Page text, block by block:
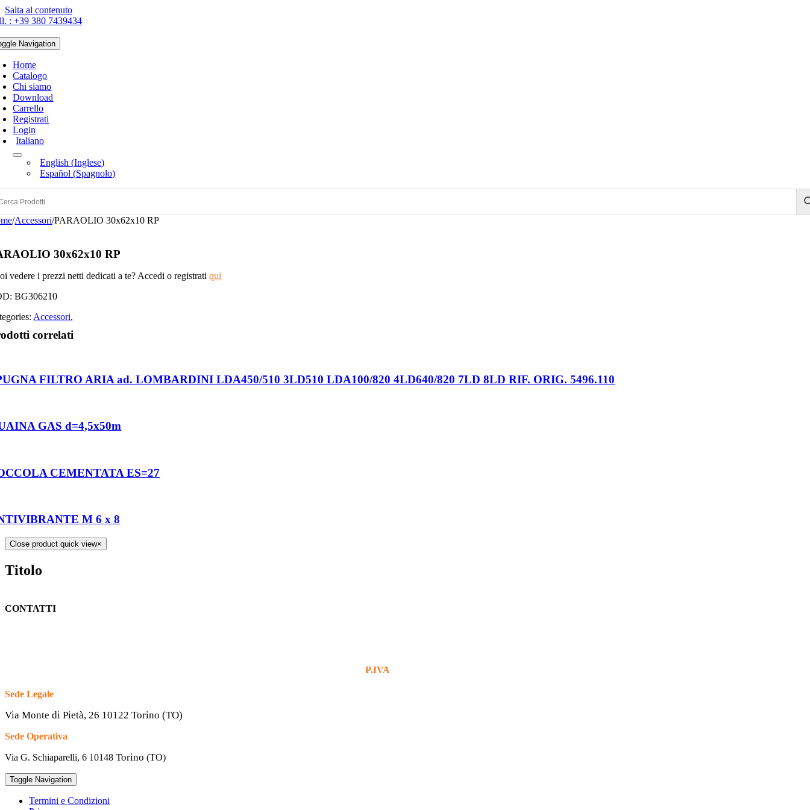
Salta al contenuto
: +39 380 7439434
Navigation
Home
Catalogo
Chi siamo
Download
Carrello
Registrati
Login
Italiano
English (Inglese)
Español (Spagnolo)
/Accessori/PARAOLIO 30x62x10 RP
30x62x10 RP
vedere i prezzi netti dedicati a te? Accedi o registratiqui
BG306210
Accessori,
correlati
FILTRO ARIA ad. LOMBARDINI LDA450/510 3LD510 LDA100/820 4LD640/820 7LD 8LD RIF. ORIG. 5496.110
GAS d=4,5x50m
CEMENTATA ES=27
M 6 x 8
Close product quick view×
Titolo
CONTATTI
P.IVA
Sede Legale
Via Monte di Pietà, 26 10122 Torino (TO)
Sede Operativa
Via G. Schiaparelli, 6 10148 Torino (TO)
Toggle Navigation
Termini e Condizioni